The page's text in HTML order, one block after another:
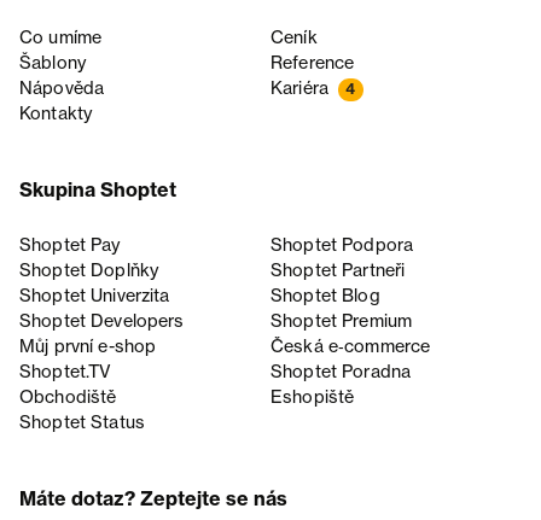
Co umíme
Ceník
Šablony
Reference
Nápověda
Kariéra 4
Kontakty
Skupina Shoptet
Shoptet Pay
Shoptet Podpora
Shoptet Doplňky
Shoptet Partneři
Shoptet Univerzita
Shoptet Blog
Shoptet Developers
Shoptet Premium
Můj první e-shop
Česká e‑commerce
Shoptet.TV
Shoptet Poradna
Obchodiště
Eshopiště
Shoptet Status
Máte dotaz? Zeptejte se nás